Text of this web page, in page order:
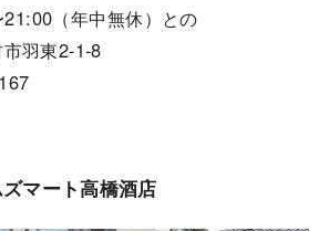
（年中無休）との
羽東2-1-8
マート高橋酒店